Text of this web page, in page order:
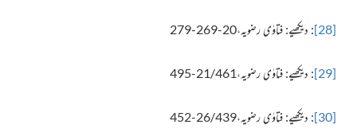
[28]: دیکھیے: فتاوٰی رضویہ،20-269-279
[29]: دیکھیے: فتاوٰی رضویہ،21/461-495
[30]: دیکھیے: فتاوٰی رضویہ،26/439-452